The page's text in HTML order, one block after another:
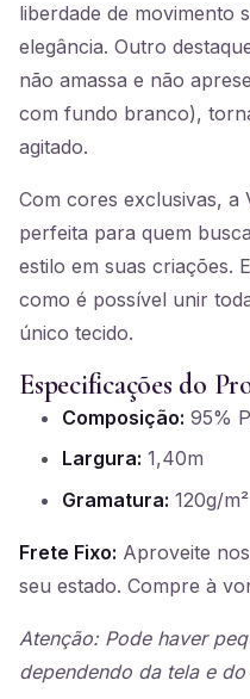
liberdade de movimento
elegância. Outro
não amassa e não
com fundo branco),
agitado.
Com cores exclusivas, a
perfeita para quem
estilo em suas criações.
como é possível unir
único tecido.
Especificações do
Composição: 95%
Largura: 1,40m
Gramatura: 120g/m²
Frete Fixo: Aproveite
seu estado. Compre à
Atenção: Pode haver
dependendo da tela e